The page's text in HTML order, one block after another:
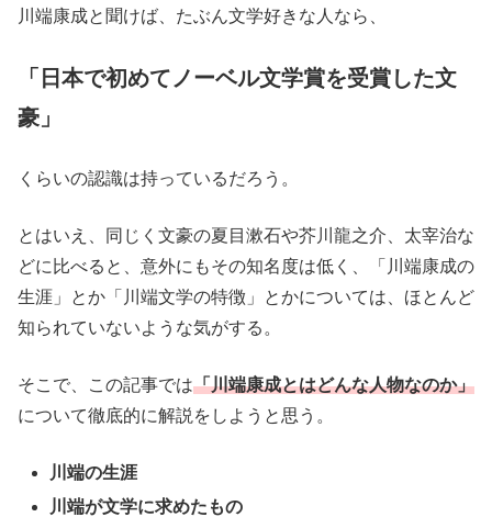
川端康成と聞けば、たぶん文学好きな人なら、
「日本で初めてノーベル文学賞を受賞した文
豪」
くらいの認識は持っているだろう。
とはいえ、同じく文豪の夏目漱石や芥川龍之介、太宰治な
どに比べると、意外にもその知名度は低く、「川端康成の
生涯」とか「川端文学の特徴」とかについては、ほとんど
知られていないような気がする。
そこで、この記事では「川端康成とはどんな人物なのか」
について徹底的に解説をしようと思う。
川端の生涯
川端が文学に求めたもの